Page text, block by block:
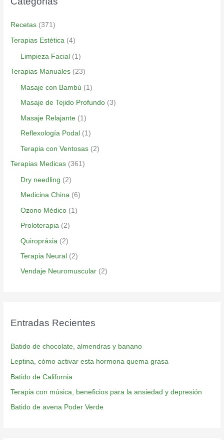
Recetas (371)
Terapias Estética (4)
Limpieza Facial (1)
Terapias Manuales (23)
Masaje con Bambú (1)
Masaje de Tejido Profundo (3)
Masaje Relajante (1)
Reflexología Podal (1)
Terapia con Ventosas (2)
Terapias Medicas (361)
Dry needling (2)
Medicina China (6)
Ozono Médico (1)
Proloterapia (2)
Quiropráxia (2)
Terapia Neural (2)
Vendaje Neuromuscular (2)
Entradas Recientes
Batido de chocolate, almendras y banano
Leptina, cómo activar esta hormona quema grasa
Batido de California
Terapia con música, beneficios para la ansiedad y depresión
Batido de avena Poder Verde